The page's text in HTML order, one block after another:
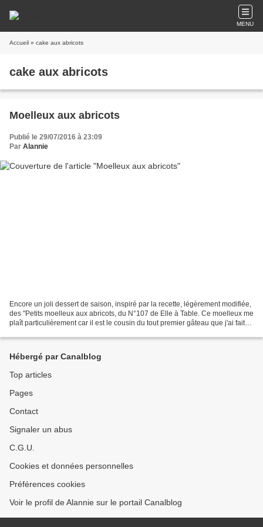
MENU
Accueil » cake aux abricots
cake aux abricots
Moelleux aux abricots
Publié le 29/07/2016 à 23:09
Par Alannie
Encore un joli dessert de saison, inspiré par la recette, légèrement modifiée,
des "Petits moelleux aux abricots, du N°107 de Elle à Table. Ce moelleux me
plaît particulièrement car il est le cousin du tout premier gâteau que j'ai fait
Hébergé par Canalblog
Top articles
Pages
Contact
Signaler un abus
C.G.U.
Cookies et données personnelles
Préférences cookies
Voir le profil de Alannie sur le portail Canalblog